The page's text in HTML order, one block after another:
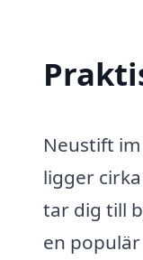
Neustift
ligger
tar dig till
en